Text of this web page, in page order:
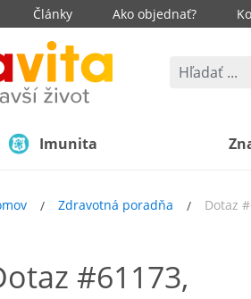
Články Ako objednať?
Imunita
Zdravotná poradňa Dotaz
#61173,